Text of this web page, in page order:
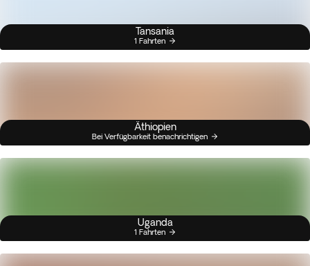
Tansania
1 Fahrten
Äthiopien
Bei Verfügbarkeit benachrichtigen
Uganda
1 Fahrten